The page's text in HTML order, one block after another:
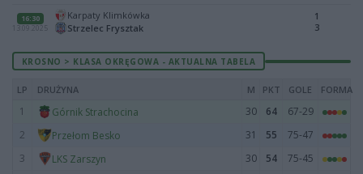
16:30
13.09.2025
Karpaty Klimkówka
Strzelec Frysztak
1
3
KROSNO > KLASA OKRĘGOWA - AKTUALNA TABELA
LP DRUŻYNA M PKT GOLE FORMA
1 Górnik Strachocina 30 64
67-29
2
Przełom Besko 31 55
75-47
3
LKS Zarszyn 30 54
75-45